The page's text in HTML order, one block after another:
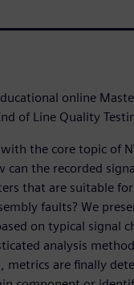
online
of Line Quality
the core topic of
can the recorded
that are suitable
faults? We
on typical signal
analysis
metrics are finally